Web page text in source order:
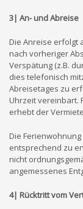
3| An- und Abreise
Die Anreise erfolgt
nach vorheriger
Verspätung (z.B.
dies telefonisch
Abreisetages zu
Uhrzeit vereinbart.
erhebt der
Die
entsprechend zu
nicht
angemessenes
4| Rücktritt vom